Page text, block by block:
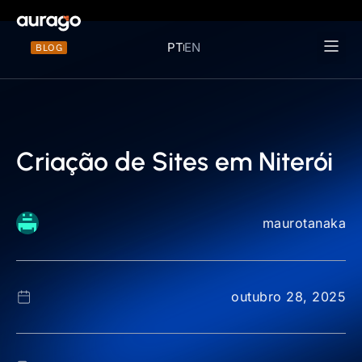
BLOG PTEN
Criação de Sites em Niterói
maurotanaka
outubro 28, 2025